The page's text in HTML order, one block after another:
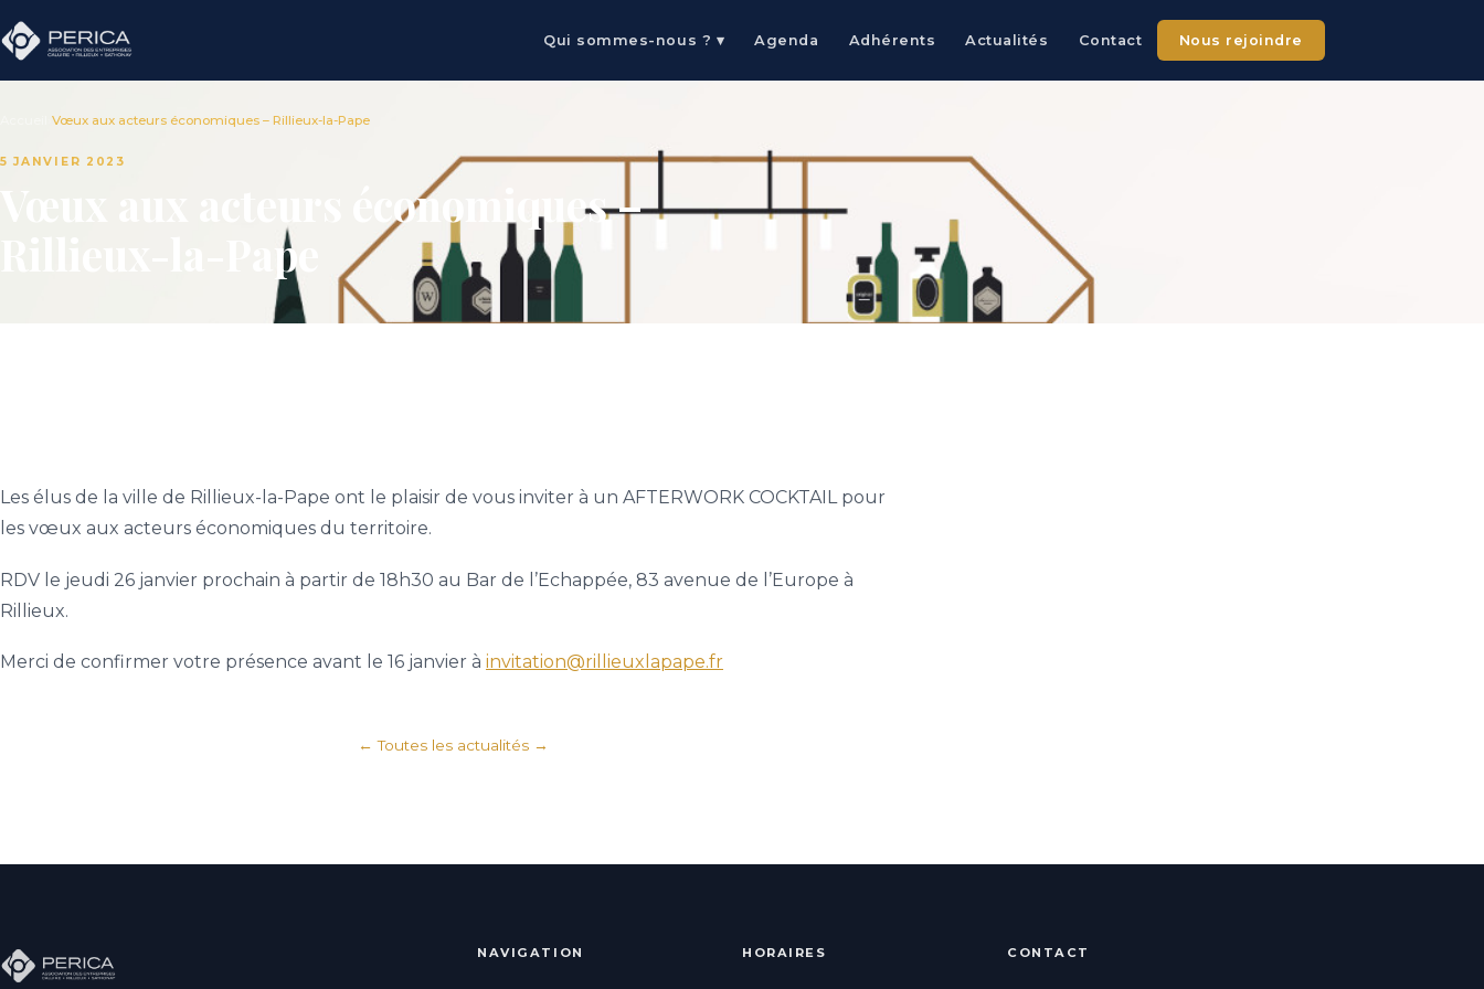
Qui sommes-nous ? ▾ Agenda Adhérents Actualités Contact Nous rejoindre
Vœux aux acteurs économiques – Rillieux-la-Pape
5 JANVIER 2023
Vœux aux acteurs économiques –
Rillieux-la-Pape
Les élus de la ville de Rillieux-la-Pape ont le plaisir de vous inviter à un AFTERWORK COCKTAIL pour
les vœux aux acteurs économiques du territoire.
RDV le jeudi 26 janvier prochain à partir de 18h30 au Bar de l’Echappée, 83 avenue de l’Europe à
Rillieux.
Merci de confirmer votre présence avant le 16 janvier à invitation@rillieuxlapape.fr
← Toutes les actualités
NAVIGATION HORAIRES CONTACT